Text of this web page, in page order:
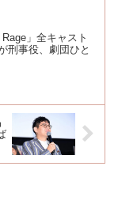
」全キャスト
事役、劇団ひと